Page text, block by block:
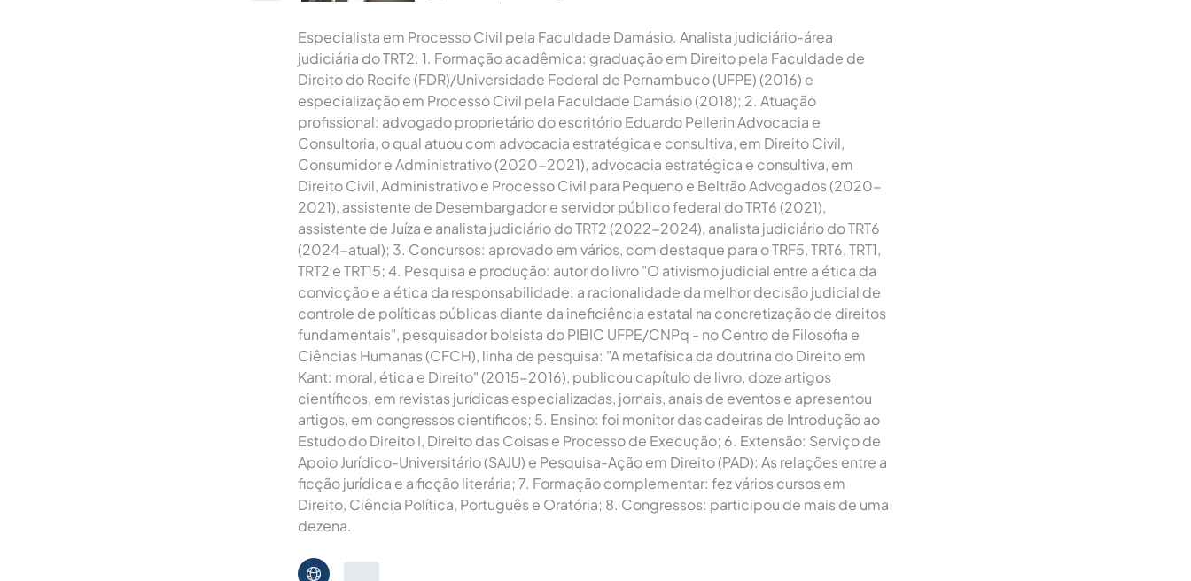
Especialista em Processo Civil pela Faculdade Damásio. Analista judiciário-área
judiciária do TRT2. 1. Formação acadêmica: graduação em Direito pela Faculdade de
Direito do Recife (FDR)/Universidade Federal de Pernambuco (UFPE) (2016) e
especialização em Processo Civil pela Faculdade Damásio (2018); 2. Atuação
profissional: advogado proprietário do escritório Eduardo Pellerin Advocacia e
Consultoria, o qual atuou com advocacia estratégica e consultiva, em Direito Civil,
Consumidor e Administrativo (2020-2021), advocacia estratégica e consultiva, em
Direito Civil, Administrativo e Processo Civil para Pequeno e Beltrão Advogados (2020-
2021), assistente de Desembargador e servidor público federal do TRT6 (2021),
assistente de Juíza e analista judiciário do TRT2 (2022-2024), analista judiciário do TRT6
(2024-atual); 3. Concursos: aprovado em vários, com destaque para o TRF5, TRT6, TRT1,
TRT2 e TRT15; 4. Pesquisa e produção: autor do livro "O ativismo judicial entre a ética da
convicção e a ética da responsabilidade: a racionalidade da melhor decisão judicial de
controle de políticas públicas diante da ineficiência estatal na concretização de direitos
fundamentais", pesquisador bolsista do PIBIC UFPE/CNPq - no Centro de Filosofia e
Ciências Humanas (CFCH), linha de pesquisa: "A metafísica da doutrina do Direito em
Kant: moral, ética e Direito" (2015-2016), publicou capítulo de livro, doze artigos
científicos, em revistas jurídicas especializadas, jornais, anais de eventos e apresentou
artigos, em congressos científicos; 5. Ensino: foi monitor das cadeiras de Introdução ao
Estudo do Direito I, Direito das Coisas e Processo de Execução; 6. Extensão: Serviço de
Apoio Jurídico-Universitário (SAJU) e Pesquisa-Ação em Direito (PAD): As relações entre a
ficção jurídica e a ficção literária; 7. Formação complementar: fez vários cursos em
Direito, Ciência Política, Português e Oratória; 8. Congressos: participou de mais de uma
dezena.